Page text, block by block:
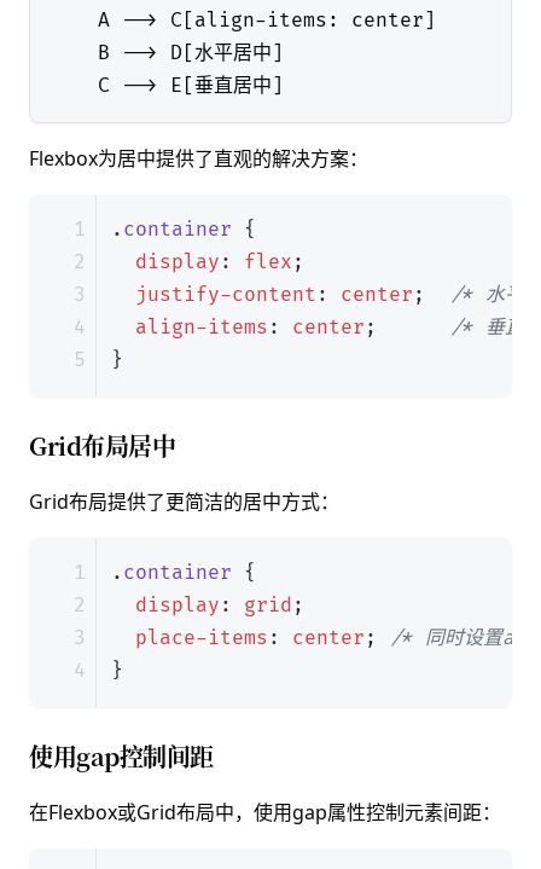
    A --> C[align-items: center]
    B --> D[水平居中]
Flexbox为居中提供了直观的解决方案：
. container
{
display : flex ;
justify-content : center ;
/* 水平
align-items : center ;
/* 垂直
}
Grid布局居中
Grid布局提供了更简洁的居中方式：
. container
{
display : grid ;
place-items : center ;
/* 同时设置
}
使用gap控制间距
在Flexbox或Grid布局中，使用gap属性控制元素间距：